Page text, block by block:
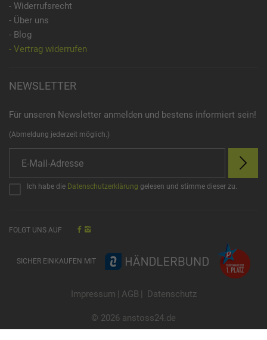
- Widerrufsrecht
- Über uns
- Blog
- Vertrag widerrufen
NEWSLETTER
Für unseren Newsletter anmelden und bestens informiert sein!
(Abmeldung jederzeit möglich.)
Ich habe die Datenschutzerklärung gelesen und stimme dieser zu.
FOLGT UNS AUF
SICHER EINKAUFEN MIT
Impressum AGB Datenschutz
© 2026 anstoss24.de